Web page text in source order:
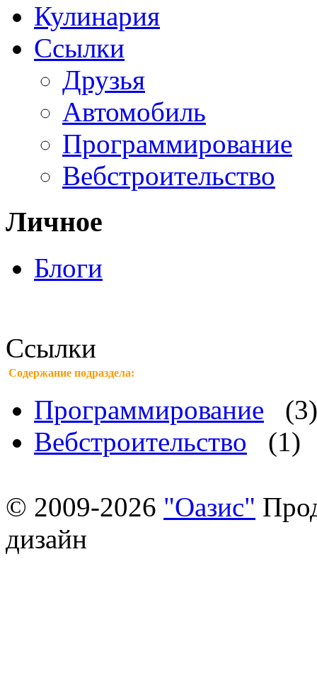
Кулинария
Ссылки
Друзья
Автомобиль
Программирование
Вебстроительство
Личное
Блоги
Ссылки
Содержание подраздела:
Программирование
(3)
Вебстроительство
(1)
© 2009-2026 "Оазис"
дизайн